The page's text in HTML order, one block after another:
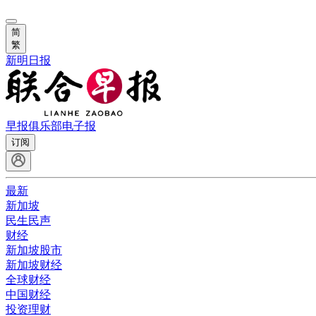
简
繁
新明日报
早报俱乐部电子报
订阅
最新
新加坡
民生民声
财经
新加坡股市
新加坡财经
全球财经
中国财经
投资理财